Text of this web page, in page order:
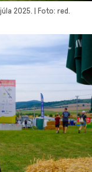
2025. | Foto: red.